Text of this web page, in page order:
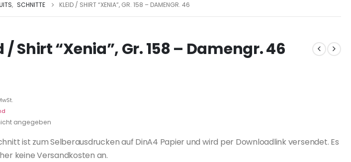
, SCHNITTE KLEID / SHIRT “XENIA”, GR. 158 – DAMENGR. 46
/ Shirt “Xenia”, Gr. 158 – Damengr. 46
angegeben
ist zum Selberausdrucken auf DinA4 Papier und wird per Downloadlink versendet. Es
keine Versandkosten an.